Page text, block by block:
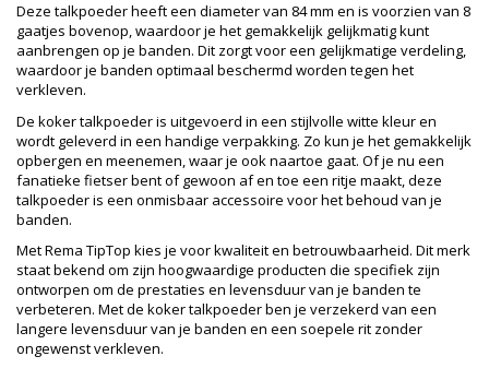
Deze talkpoeder heeft een diameter van 84 mm en is voorzien van 8
gaatjes bovenop, waardoor je het gemakkelijk gelijkmatig kunt
aanbrengen op je banden. Dit zorgt voor een gelijkmatige verdeling,
waardoor je banden optimaal beschermd worden tegen het
verkleven.
De koker talkpoeder is uitgevoerd in een stijlvolle witte kleur en
wordt geleverd in een handige verpakking. Zo kun je het gemakkelijk
opbergen en meenemen, waar je ook naartoe gaat. Of je nu een
fanatieke fietser bent of gewoon af en toe een ritje maakt, deze
talkpoeder is een onmisbaar accessoire voor het behoud van je
banden.
Met Rema TipTop kies je voor kwaliteit en betrouwbaarheid. Dit merk
staat bekend om zijn hoogwaardige producten die specifiek zijn
ontworpen om de prestaties en levensduur van je banden te
verbeteren. Met de koker talkpoeder ben je verzekerd van een
langere levensduur van je banden en een soepele rit zonder
ongewenst verkleven.